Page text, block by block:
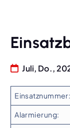
Juli, Do.,
Einsatznummer:
Alarmierung: